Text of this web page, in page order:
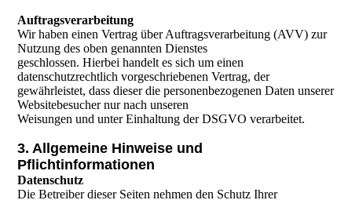
Auftragsverarbeitung
Wir haben einen Vertrag über Auftragsverarbeitung (AVV) zur
Nutzung des oben genannten Dienstes
geschlossen. Hierbei handelt es sich um einen
datenschutzrechtlich vorgeschriebenen Vertrag, der
gewährleistet, dass dieser die personenbezogenen Daten unserer
Websitebesucher nur nach unseren
Weisungen und unter Einhaltung der DSGVO verarbeitet.
3. Allgemeine Hinweise und
Pflichtinformationen
Datenschutz
Die Betreiber dieser Seiten nehmen den Schutz Ihrer